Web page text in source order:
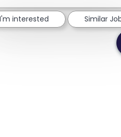
I'm interested Similar